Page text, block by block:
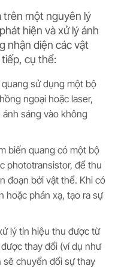
trên một nguyên lý
hiện và xử lý ánh
nhận diện các vật
cụ thể:
quang sử dụng một bộ
ngoại hoặc laser,
sáng vào không
biến quang có một bộ
phototransistor, để thu
đoạn bởi vật thể. Khi có
hoặc phản xạ, tạo ra sự
lý tín hiệu thu được từ
thay đổi (ví dụ như
sẽ chuyển đổi sự thay